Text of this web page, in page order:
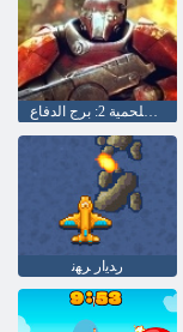
ﺭﺪﻳﺍﺭ ﺮﻬﻧ